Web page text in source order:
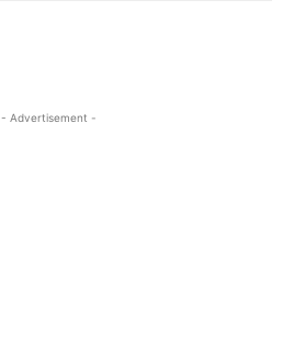
- Advertisement -